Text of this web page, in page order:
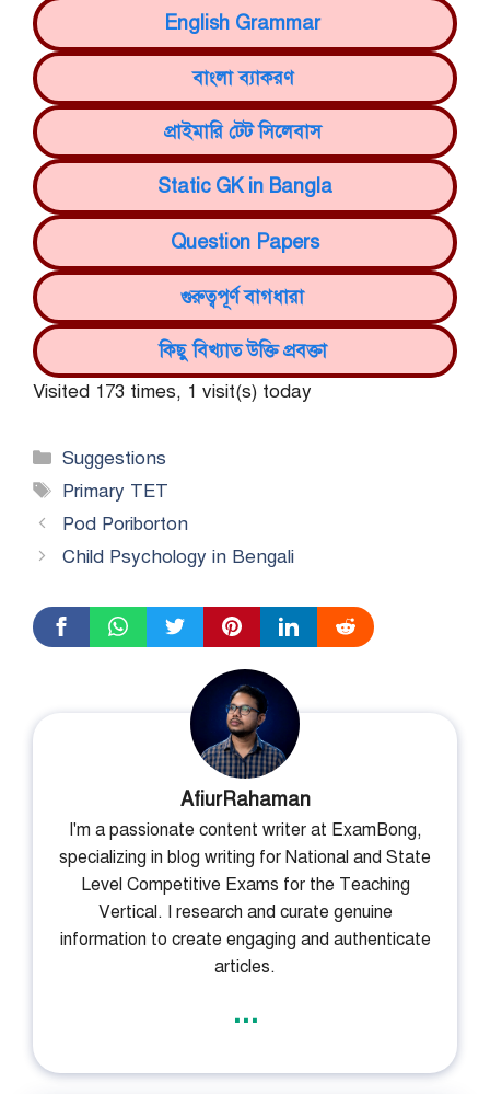
English Grammar
বাংলা ব্যাকরণ
প্রাইমারি টেট সিলেবাস
Static GK in Bangla
Question Papers
গুরুত্বপূর্ণ বাগধারা
কিছু বিখ্যাত উক্তি প্রবক্তা
Visited 173 times, 1 visit(s) today
Categories
Suggestions
Tags
Primary TET
Pod Poriborton
Child Psychology in Bengali
AfiurRahaman
I'm a passionate content writer at ExamBong,
specializing in blog writing for National and State
Level Competitive Exams for the Teaching
Vertical. I research and curate genuine
information to create engaging and authenticate
articles.
...